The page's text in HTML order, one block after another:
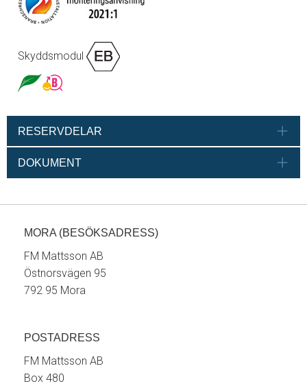
Skyddsmodul
RESERVDELAR
DOKUMENT
MORA (BESÖKSADRESS)
FM Mattsson AB
Östnorsvägen 95
792 95 Mora
POSTADRESS
FM Mattsson AB
Box 480